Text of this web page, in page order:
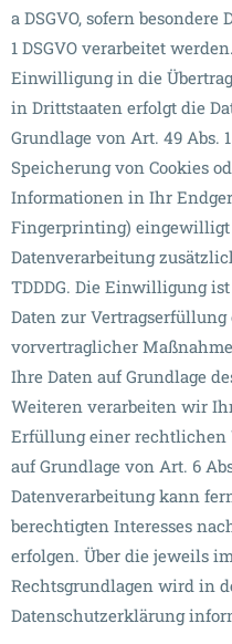
a DSGVO, sofern
1 DSGVO verarbeitet
Einwilligung in die
in Drittstaaten erfolgt die
Grundlage von Art. 49 Abs.
Speicherung von Cookies
Informationen in Ihr
Fingerprinting) eingewilligt
Datenverarbeitung
TDDDG. Die Einwilligung
Daten zur
vorvertraglicher
Ihre Daten auf Grundlage
Weiteren verarbeiten wir
Erfüllung einer
auf Grundlage von Art. 6
Datenverarbeitung kann
berechtigten Interesses
erfolgen. Über die jeweils
Rechtsgrundlagen wird in
Datenschutzerklärung